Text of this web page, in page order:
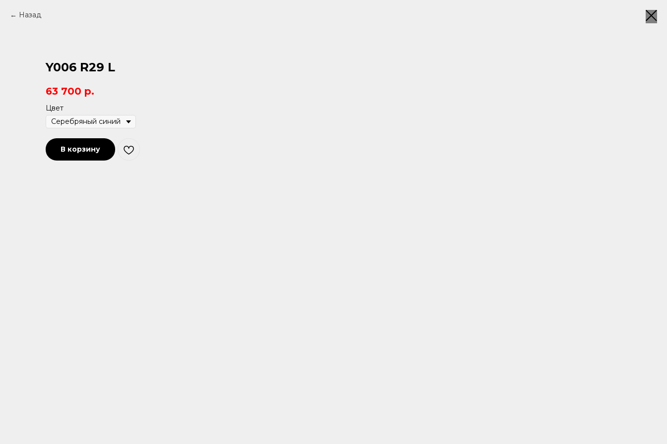
Назад
Y006 R29 L
63 700 р.
Цвет
В корзину